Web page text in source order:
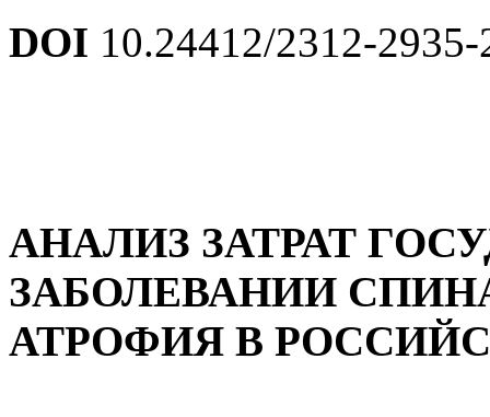
DOI 10.24412/2312-
АНАЛИЗ ЗАТРАТ
ЗАБОЛЕВАНИИ
АТРОФИЯ В